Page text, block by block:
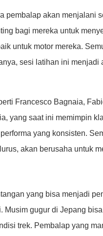
pembalap akan menjalani
bagi mereka untuk
untuk motor mereka.
sesi latihan ini
Francesco Bagnaia,
yang saat ini memimpin
yang konsisten.
akan berusaha untuk
yang bisa menjadi
Musim gugur di Jepang
trek. Pembalap yang